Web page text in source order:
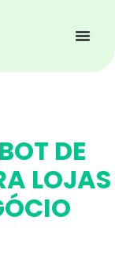
DE
LOJAS